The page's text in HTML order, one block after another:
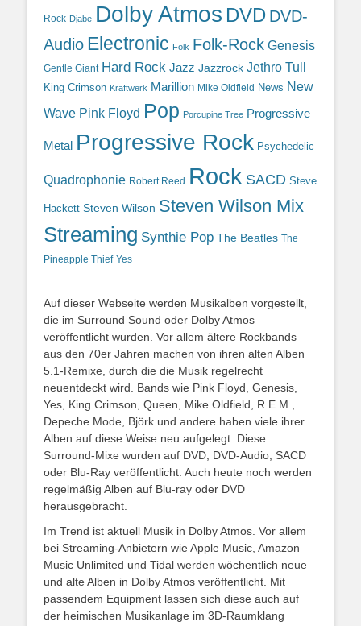
Rock Djabe Dolby Atmos DVD DVD-
Audio Electronic Folk Folk-Rock Genesis
Gentle Giant Hard Rock Jazz Jazzrock Jethro Tull
King Crimson Kraftwerk Marillion Mike Oldfield News New
Wave Pink Floyd Pop Porcupine Tree Progressive
Metal Progressive Rock Psychedelic
Quadrophonie Robert Reed Rock SACD Steve
Hackett Steven Wilson Steven Wilson Mix
Streaming Synthie Pop The Beatles The
Pineapple Thief Yes
Auf dieser Webseite werden Musikalben vorgestellt,
die im Surround Sound oder Dolby Atmos
veröffentlicht wurden. Vor allem ältere Rockbands
aus den 70er Jahren machen von ihren alten Alben
5.1-Remixe, durch die die Musik regelrecht
neuentdeckt wird. Bands wie Pink Floyd, Genesis,
Yes, King Crimson, Queen, Mike Oldfield, R.E.M.,
Depeche Mode, Björk und andere haben viele ihrer
Alben auf diese Weise neu aufgelegt. Diese
Surround-Mixe wurden auf DVD, DVD-Audio, SACD
oder Blu-Ray veröffentlicht. Auch heute noch werden
regelmäßig Alben auf Blu-ray oder DVD
herausgebracht.
Im Trend ist aktuell Musik in Dolby Atmos. Vor allem
bei Streaming-Anbietern wie Apple Music, Amazon
Music Unlimited und Tidal werden wöchentlich neue
und alte Alben in Dolby Atmos veröffentlicht. Mit
passendem Equipment lassen sich diese auch auf
der heimischen Musikanlage im 3D-Raumklang